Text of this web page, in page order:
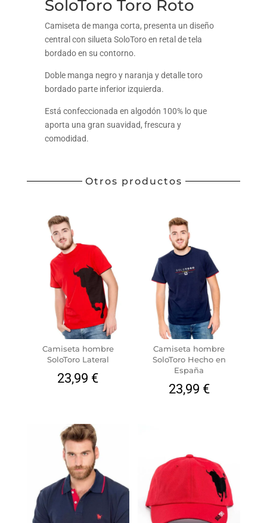
SoloToro Toro Roto
Camiseta de manga corta, presenta un diseño
central con silueta SoloToro en retal de tela
bordado en su contorno.
Doble manga negro y naranja y detalle toro
bordado parte inferior izquierda.
Está confeccionada en algodón 100% lo que
aporta una gran suavidad, frescura y
comodidad.
Otros productos
Camiseta hombre
SoloToro Lateral
23,99 €
Camiseta hombre
SoloToro Hecho en
España
23,99 €